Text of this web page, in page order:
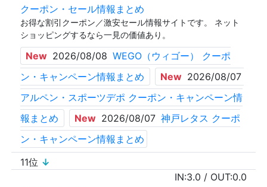
クーポン・セール情報まとめ
お得な割引クーポン／激安セール情報サイトです。 ネット
ショッピングするなら一見の価値あり。
New 2026/08/08 WEGO（ウィゴー） クーポ
ン・キャンペーン情報まとめ
New 2026/08/07
アルペン・スポーツデポ クーポン・キャンペーン情
報まとめ
New 2026/08/07 神戸レタス クーポ
ン・キャンペーン情報まとめ
11位 ↓
IN:3.0 / OUT:0.0